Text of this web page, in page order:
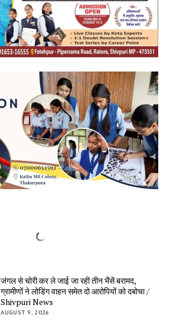
जंगल से चोरी कर ले जाई जा रही तीन भैंसें बरामद,
ग्रामीणों ने लोडिंग वाहन समेत दो आरोपियों को दबोचा /
Shivpuri News
AUGUST 9, 2026